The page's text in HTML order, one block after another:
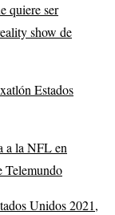
quiere ser
show de
Estados
a la NFL en
Telemundo
Unidos 2021,